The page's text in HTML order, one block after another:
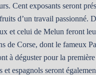
Cent exposants seront
d’un travail passionné.
et celui de Melun feront
de Corse, dont le fameux
à déguster pour la
et espagnols seront